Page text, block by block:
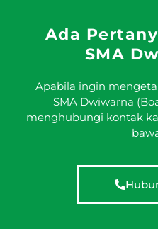
Ada
SMA
Apabila ingin
SMA Dwiwarna
menghubungi kontak